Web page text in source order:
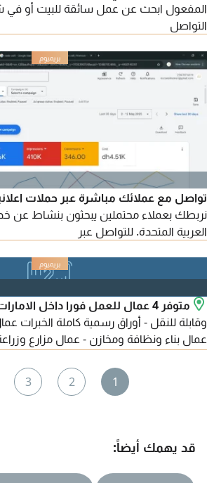
المفعول ابحث عن عمل سائقة للبيت أو في
التواصل
تواصل مع عملائك مباشرة عبر حملات
نربطك بعملاء محتملين يبحثون بنشاط عن
العربية المتحدة. للتواصل عبر
وقابلة للنقل - أوراق رسمية كاملة الخبرات
عمال بناء ونظافة ومخازن - عمال مزارع
أسبوعي، شهري، ومشاريع - أسعار مناسبة
في دبي، أبوظبي، الشارقة، عجمان وجميع
1
2
3
قد يهمك أيضاً: